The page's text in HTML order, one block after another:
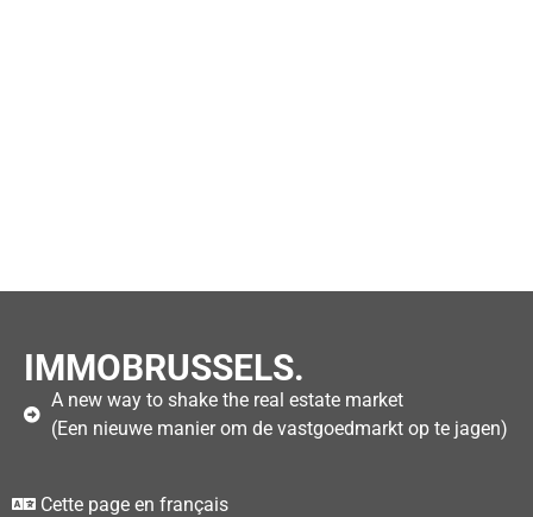
IMMOBRUSSELS.
A new way to shake the real estate market
(Een nieuwe manier om de vastgoedmarkt op te jagen)
Cette page en français